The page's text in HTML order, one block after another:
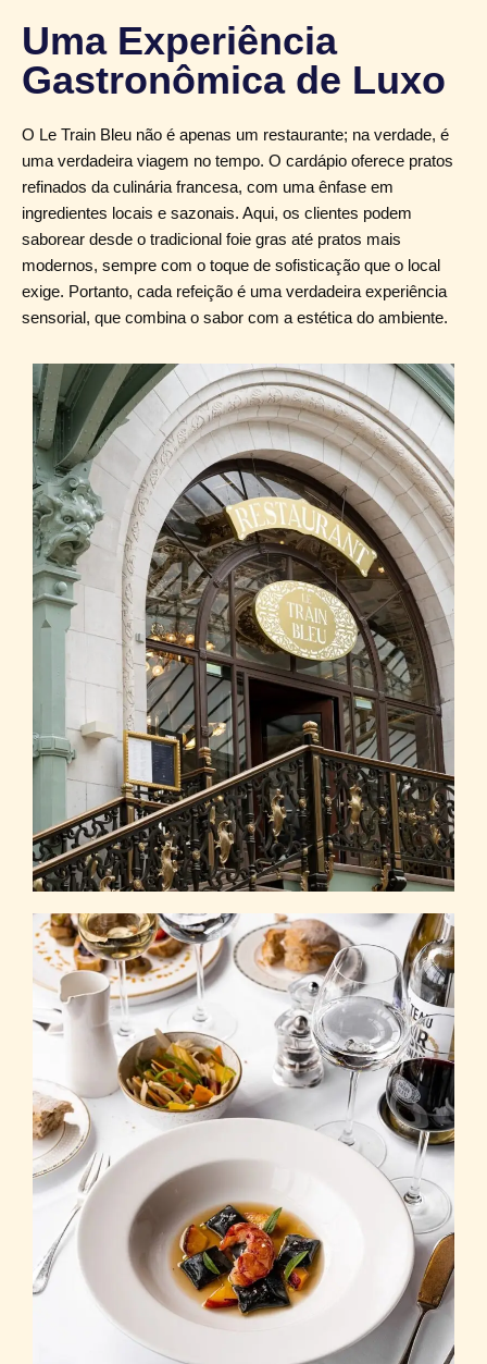
Uma Experiência
Gastronômica de Luxo
O Le Train Bleu não é apenas um restaurante; na verdade, é
uma verdadeira viagem no tempo. O cardápio oferece pratos
refinados da culinária francesa, com uma ênfase em
ingredientes locais e sazonais. Aqui, os clientes podem
saborear desde o tradicional foie gras até pratos mais
modernos, sempre com o toque de sofisticação que o local
exige. Portanto, cada refeição é uma verdadeira experiência
sensorial, que combina o sabor com a estética do ambiente.